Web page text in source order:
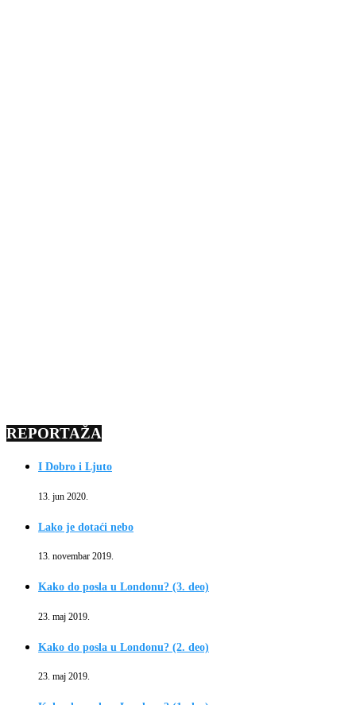
REPORTAŽA
I Dobro i Ljuto
13. jun 2020.
Lako je dotaći nebo
13. novembar 2019.
Kako do posla u Londonu? (3. deo)
23. maj 2019.
Kako do posla u Londonu? (2. deo)
23. maj 2019.